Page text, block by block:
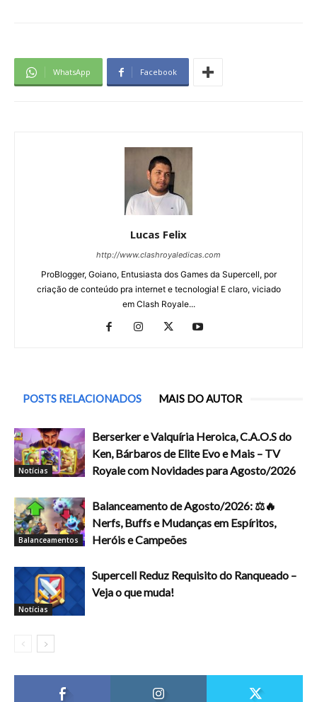
WhatsApp Facebook
Lucas Felix
http://www.clashroyaledicas.com
ProBlogger, Goiano, Entusiasta dos Games da Supercell, por
criação de conteúdo pra internet e tecnologia! E claro, viciado
em Clash Royale...
POSTS RELACIONADOS MAIS DO AUTOR
Notícias
Berserker e Valquíria Heroica, C.A.O.S do
Ken, Bárbaros de Elite Evo e Mais – TV
Royale com Novidades para Agosto/2026
Balanceamentos
Balanceamento de Agosto/2026: ⚖️🔥
Nerfs, Buffs e Mudanças em Espíritos,
Heróis e Campeões
Notícias
Supercell Reduz Requisito do Ranqueado –
Veja o que muda!